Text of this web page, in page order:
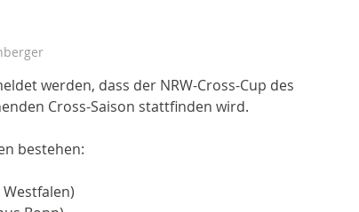
werden, dass der NRW-Cross-Cup des
Cross-Saison stattfinden wird.
bestehen: